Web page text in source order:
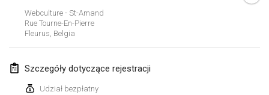
Webculture - St-Amand
Rue Tourne-En-Pierre
Fleurus Belgia
Szczegóły dotyczące rejestracji
Udział bezpłatny
luty 2019
2 lut 2019| Finlandia